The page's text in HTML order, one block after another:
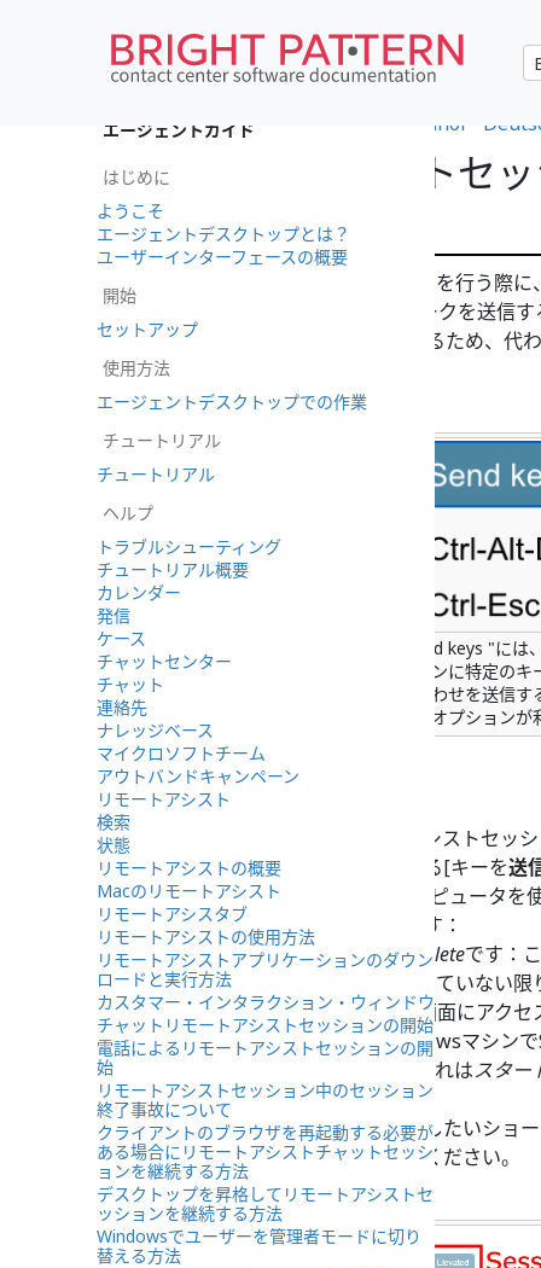
•العربية•français español
リモートアシストセ
の使用方法
リモートアシスト(RA)セッションを行う際
可能性のある特定のキーストロークを送信
除など)。このような事態を避けるため、代
。
"Send keys "には
マシンに特定の
み合わせを送信
まなオプション
顧客とのリモートアシストセッ
クボックスの左にある[キーを送
顧客がWindowsコンピュータを
オプションがあります：
Ctrl + Alt + Deleteです：
シンが昇格していない
Switch User画面にアクセ
顧客のWindowsマシン
：これはスター
トです。
顧客のマシンに送信したいショ
必要に応じて続けてください。
エージェントガイド
はじめに
ようこそ
エージェントデスクトップとは？
ユーザーインターフェースの概要
開始
セットアップ
使用方法
エージェントデスクトップでの作業
チュートリアル
チュートリアル
ヘルプ
トラブルシューティング
チュートリアル概要
カレンダー
発信
ケース
チャットセンター
チャット
連絡先
ナレッジベース
マイクロソフトチーム
アウトバンドキャンペーン
リモートアシスト
検索
状態
リモートアシストの概要
Macのリモートアシスト
リモートアシスタブ
リモートアシストの使用方法
リモートアシストアプリケーションのダウン
ロードと実行方法
カスタマー・インタラクション・ウィンドウ
チャットリモートアシストセッションの開始
電話によるリモートアシストセッションの開
始
リモートアシストセッション中のセッション
終了事故について
クライアントのブラウザを再起動する必要が
ある場合にリモートアシストチャットセッシ
ョンを継続する方法
デスクトップを昇格してリモートアシストセ
ッションを継続する方法
Windowsでユーザーを管理者モードに切り
替える方法